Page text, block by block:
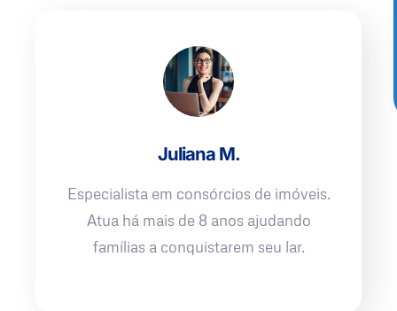
Juliana M.
Especialista em consórcios de imóveis.
Atua há mais de 8 anos ajudando
famílias a conquistarem seu lar.